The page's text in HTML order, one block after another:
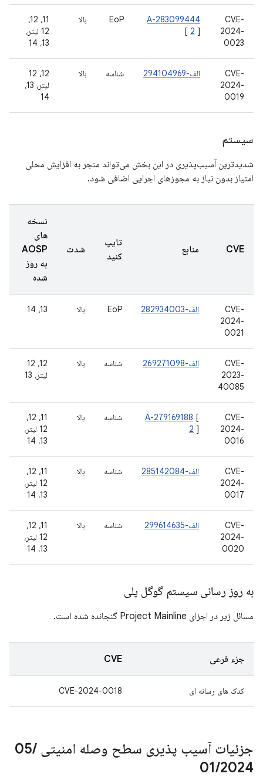
CVE-
2024-
0023
A-283099444
[ 2 ]
EoP بالا
11، 12،
12 لیتر،
13، 14
CVE-
2024-
0019
الف-294104969 شناسه بالا
12، 12
لیتر، 13،
14
سیستم
شدیدترین آسیب‌پذیری در این بخش می‌تواند منجر به افزایش محلی
امتیاز بدون نیاز به مجوزهای اجرایی اضافی شود.
CVE منابع
تایپ
کنید
شدت
نسخه
های
AOSP
به روز
شده
CVE-
2024-
0021
الف-282934003 EoP بالا 13، 14
CVE-
2023-
40085
الف-269271098 شناسه بالا
12، 12
لیتر، 13
CVE-
2024-
0016
A-279169188 [
2 ]
شناسه بالا
11، 12،
12 لیتر،
13، 14
CVE-
2024-
0017
الف-285142084 شناسه بالا
11، 12،
12 لیتر،
13، 14
CVE-
2024-
0020
الف-299614635 شناسه بالا
11، 12،
12 لیتر،
13، 14
به روز رسانی سیستم گوگل پلی
مسائل زیر در اجزای Project Mainline گنجانده شده است.
جزء فرعی CVE
کدک های رسانه ای CVE-2024-0018
جزئیات آسیب پذیری سطح وصله امنیتی 05 /
01/2024